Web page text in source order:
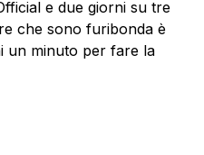
e due giorni su tre
che sono furibonda è
un minuto per fare la